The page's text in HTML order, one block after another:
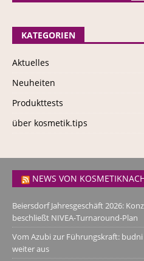
KATEGORIEN
Aktuelles
Neuheiten
Produkttests
über kosmetik.tips
NEWS VON
Beiersdorf Jahresgeschäft 2026:
beschließt NIVEA-Turnaround-Plan
Vom Azubi zur Führungskraft:
weiter aus